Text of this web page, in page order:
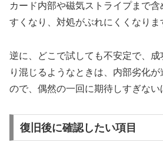
カード内部や磁気ストライプまで
すくなり、対処がぶれにくくなりま
逆に、どこで試しても不安定で、成
り混じるようなときは、内部劣化
ので、偶然の一回に期待しすぎない
復旧後に確認したい項目